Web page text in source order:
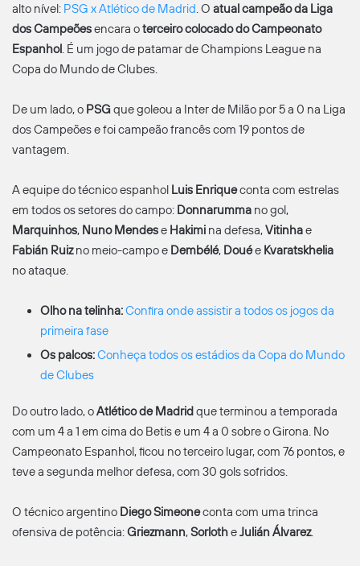
alto nível: PSG x Atlético de Madrid. O atual campeão da Liga
dos Campeõesencara oterceiro colocado do Campeonato
Espanhol. É um jogo de patamar de Champions League na
Copa do Mundo de Clubes.
De um lado, o PSGque goleou a Inter de Milão por 5 a 0 na Liga
dos Campeões e foi campeão francês com 19 pontos de
vantagem.
A equipe do técnico espanhol Luis Enriqueconta com estrelas
em todos os setores do campo: Donnarumma no gol,
Marquinhos, Nuno Mendese Hakimi na defesa,Vitinhae
Fabián Ruizno meio-campo e Dembélé, Douée Kvaratskhelia
no ataque.
Olho na telinha:Confira onde assistir a todos os jogos da
primeira fase
Os palcos:Conheça todos os estádios da Copa do Mundo
de Clubes
Do outro lado, oAtlético de Madrid que terminou a temporada
com um 4 a 1 em cima do Betis e um 4 a 0 sobre o Girona. No
Campeonato Espanhol, ficou no terceiro lugar, com 76 pontos, e
teve a segunda melhor defesa, com 30 gols sofridos.
O técnico argentino Diego Simeoneconta com uma trinca
ofensiva de potência:Griezmann,SorlotheJulián Álvarez.